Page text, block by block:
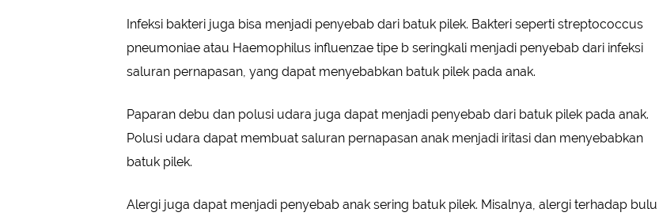
Infeksi bakteri juga bisa menjadi penyebab dari batuk pilek. Bakteri seperti streptococcus
pneumoniae atau Haemophilus influenzae tipe b seringkali menjadi penyebab dari infeksi
saluran pernapasan, yang dapat menyebabkan batuk pilek pada anak.
Paparan debu dan polusi udara juga dapat menjadi penyebab dari batuk pilek pada anak.
Polusi udara dapat membuat saluran pernapasan anak menjadi iritasi dan menyebabkan
batuk pilek.
Alergi juga dapat menjadi penyebab anak sering batuk pilek. Misalnya, alergi terhadap bulu